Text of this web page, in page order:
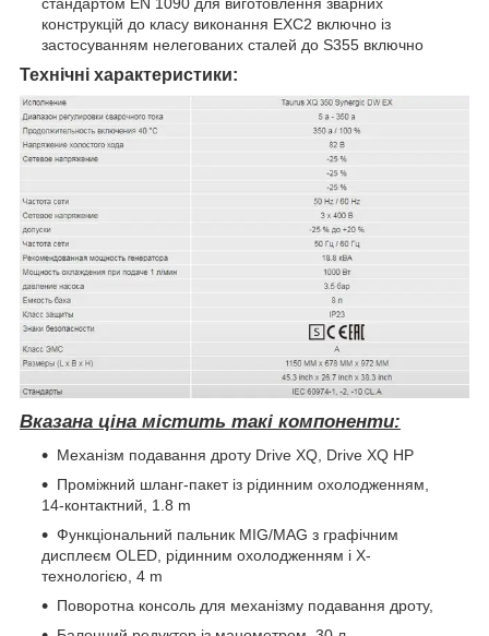
конструкцій до класу виконання EXC2 включно із
застосуванням нелегованих сталей до S355 включно
Технічні характеристики:
Вказана ціна містить такі компоненти:
Механізм подавання дроту Drive XQ, Drive XQ HP
Проміжний шланг-пакет із рідинним охолодженням,
14-контактний, 1.8 m
Функціональний пальник MIG/MAG з графічним
дисплеєм OLED, рідинним охолодженням і X-
технологією, 4 m
Поворотна консоль для механізму подавання дроту,